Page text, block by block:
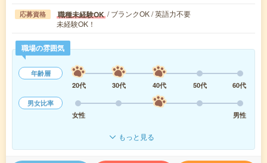
応募資格 職種未経験OK / ブランクOK / 英語力不要
未経験OK！
職場の雰囲気
年齢層
20代
30代 40代 50代
60代
男女比率
女性
男性
もっと見る